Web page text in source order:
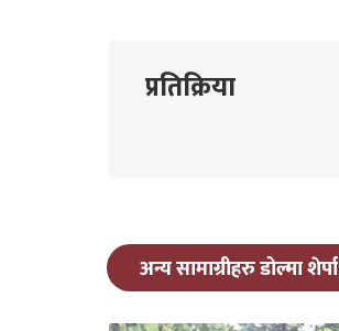
प्रतिक्रिया
अन्य सामाग्रीहरु डोल्मा शेर्पा